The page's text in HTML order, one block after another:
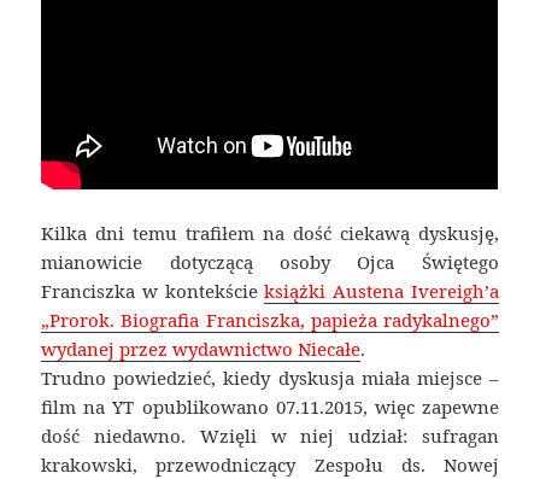
Kilka dni temu trafiłem na dość ciekawą dyskusję,
mianowicie dotyczącą osoby Ojca Świętego
Franciszka w kontekścieksiążki Austena Ivereigh’a
„Prorok. Biografia Franciszka, papieża radykalnego”
wydanej przez wydawnictwo Niecałe.
Trudno powiedzieć, kiedy dyskusja miała miejsce –
film na YT opublikowano 07.11.2015, więc zapewne
dość niedawno. Wzięli w niej udział: sufragan
krakowski, przewodniczący Zespołu ds. Nowej